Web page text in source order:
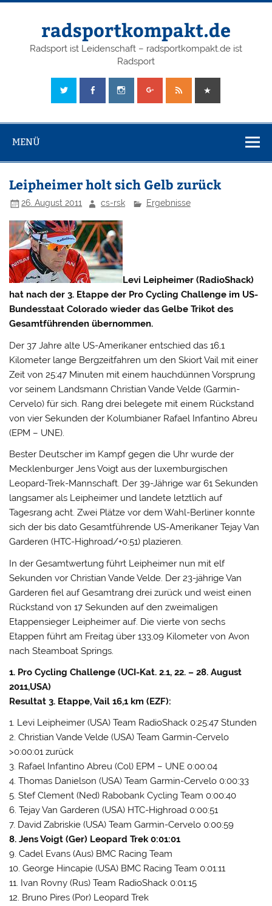
radsportkompakt.de
Radsport ist Leidenschaft – radsportkompakt.de ist
Radsport
MENÜ
Leipheimer holt sich Gelb zurück
26. August 2011 cs-rsk Ergebnisse
Levi Leipheimer (RadioShack)
hat nach der 3. Etappe der Pro Cycling Challenge im US-
Bundesstaat Colorado wieder das Gelbe Trikot des
Gesamtführenden übernommen.
Der 37 Jahre alte US-Amerikaner entschied das 16,1
Kilometer lange Bergzeitfahren um den Skiort Vail mit einer
Zeit von 25:47 Minuten mit einem hauchdünnen Vorsprung
vor seinem Landsmann Christian Vande Velde (Garmin-
Cervelo) für sich. Rang drei belegete mit einem Rückstand
von vier Sekunden der Kolumbianer Rafael Infantino Abreu
(EPM – UNE).
Bester Deutscher im Kampf gegen die Uhr wurde der
Mecklenburger Jens Voigt aus der luxemburgischen
Leopard-Trek-Mannschaft. Der 39-Jährige war 61 Sekunden
langsamer als Leipheimer und landete letztlich auf
Tagesrang acht. Zwei Plätze vor dem Wahl-Berliner konnte
sich der bis dato Gesamtführende US-Amerikaner Tejay Van
Garderen (HTC-Highroad/+0:51) plazieren.
In der Gesamtwertung führt Leipheimer nun mit elf
Sekunden vor Christian Vande Velde. Der 23-jährige Van
Garderen fiel auf Gesamtrang drei zurück und weist einen
Rückstand von 17 Sekunden auf den zweimaligen
Etappensieger Leipheimer auf. Die vierte von sechs
Etappen führt am Freitag über 133,09 Kilometer von Avon
nach Steamboat Springs.
1. Pro Cycling Challenge (UCI-Kat. 2.1, 22. – 28. August
2011,USA)
Resultat 3. Etappe, Vail 16,1 km (EZF):
1. Levi Leipheimer (USA) Team RadioShack 0:25:47 Stunden
2. Christian Vande Velde (USA) Team Garmin-Cervelo
>0:00:01 zurück
3. Rafael Infantino Abreu (Col) EPM – UNE 0:00:04
4. Thomas Danielson (USA) Team Garmin-Cervelo 0:00:33
5. Stef Clement (Ned) Rabobank Cycling Team 0:00:40
6. Tejay Van Garderen (USA) HTC-Highroad 0:00:51
7. David Zabriskie (USA) Team Garmin-Cervelo 0:00:59
8. Jens Voigt (Ger) Leopard Trek 0:01:01
9. Cadel Evans (Aus) BMC Racing Team
10. George Hincapie (USA) BMC Racing Team 0:01:11
11. Ivan Rovny (Rus) Team RadioShack 0:01:15
12. Bruno Pires (Por) Leopard Trek